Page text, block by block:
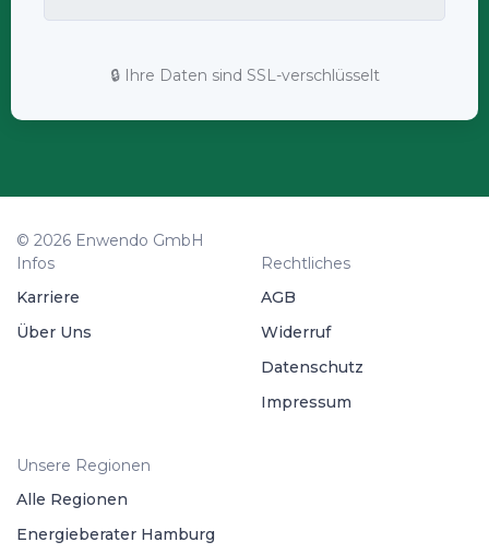
🔒 Ihre Daten sind SSL-verschlüsselt
© 2026 Enwendo GmbH
Infos
Karriere
Über Uns
Rechtliches
AGB
Widerruf
Datenschutz
Impressum
Unsere Regionen
Alle Regionen
Energieberater Hamburg